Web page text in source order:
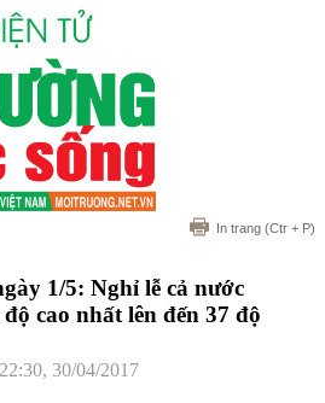
In trang (Ctr + P)
1/5: Nghỉ lễ cả nước
cao nhất lên đến 37 độ
30/04/2017